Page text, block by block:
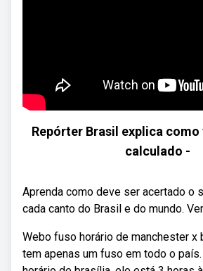
Repórter Brasil explica
calculado -
Aprenda como deve ser acertado o
cada canto do Brasil e do mundo.
Webo fuso horário de manchester x
tem apenas um fuso em todo o